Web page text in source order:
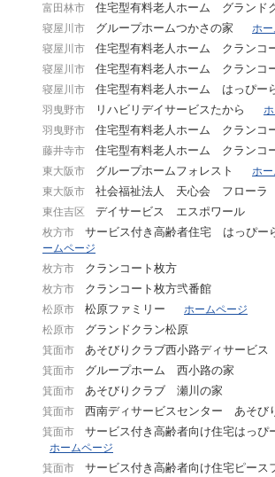
富田林市
住宅型有料老人ホーム グランド
寝屋川市 グループホームつかさの家
ホ
寝屋川市
住宅型有料老人ホーム クランコ
寝屋川市 住宅型有料老人ホーム クランコ
寝屋川市 住宅型有料老人ホーム はっぴー
羽曳野市 リハビリデイサービスたから
羽曳野市
住宅型有料老人ホーム クランコ
藤井寺市 住宅型有料老人ホーム クランコ
東大阪市 グループホームフォレスト
ホ
東大阪市
社会福祉法人 天心会 フローラ
東住吉区
デイサービス エスポワール
枚方市 サービス付き高齢者住宅 はっぴー
ームページ
枚方市
クランコート枚方
枚方市 クランコート枚方弐番館
松原市 松原ファミリー
ホームページ
松原市
グランドクラン松原
箕面市 あそびりクラブ西小路ディサービス
箕面市 グループホーム 西小路の家
箕面市 あそびりクラブ 瀬川の家
箕面市 西南ディサービスセンター あそび
箕面市 サービス付き高齢者向け住宅はっ
ホームページ
箕面市
サービス付き高齢者向け住宅ピー